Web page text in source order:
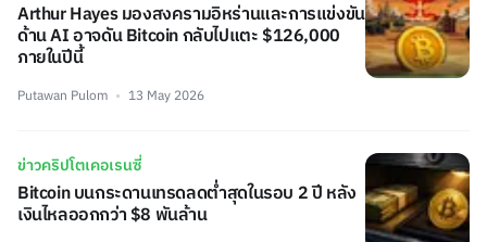
Arthur Hayes มองสงครามอิหร่านและการแข่งขัน
ด้าน AI อาจดัน Bitcoin กลับไปแตะ $126,000
ภายในปีนี้
Putawan Pulom 13 May 2026
ข่าวคริปโตเคอเรนซี่
Bitcoin บนกระดานเทรดลดต่ำสุดในรอบ 2 ปี หลัง
เงินไหลออกกว่า $8 พันล้าน